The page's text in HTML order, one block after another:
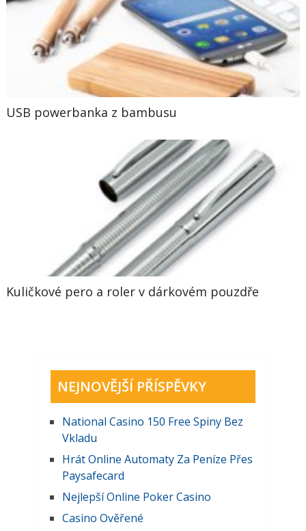
USB powerbanka z bambusu
Kuličkové pero a roler v dárkovém pouzdře
NEJNOVĚJŠÍ PŘÍSPĚVKY
National Casino 150 Free Spiny Bez
Vkladu
Hrát Online Automaty Za Peníze Přes
Paysafecard
Nejlepší Online Poker Casino
Casino Ověřené